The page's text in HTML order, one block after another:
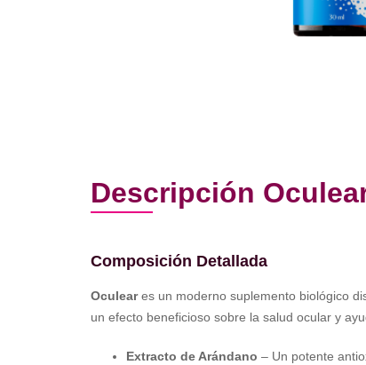
Descripción
Composición Detallada
Oculeares un moderno suplemento biológico
un efecto beneficioso sobre la salud ocular y
Extracto de Arándano – Un potente